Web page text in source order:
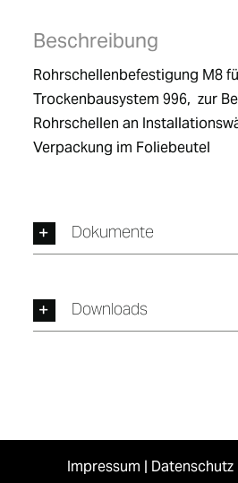
Beschreibung
Rohrschellenbefestigung M8
Trockenbausystem 996,  zur
Rohrschellen an
Verpackung im Foliebeutel
Dokumente
Downloads
Impressum | Datenschutz